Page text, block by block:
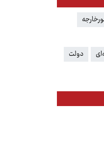
دولت